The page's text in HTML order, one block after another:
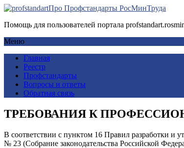
Про Профстандарты РосМинТруда
Помощь для пользователей портала
Меню
Главная
Реестр
Профстандарты
Вопросы и ответы
Обратная связь
ТРЕБОВАНИЯ К
В соответствии с пунктом 16 Правил разработки и
№ 23 (Собрание законодательства Российской